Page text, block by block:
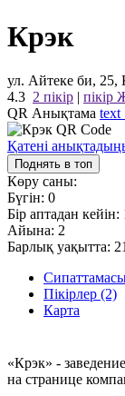
Крэк
ул. Айтеке би, 25,
4.3 2 пікір | пікір
QR Анықтама
Қатені
Поднять в топ
Көру саны:
Бүгін: 0
Бір аптадан кейін:
Айына: 2
Барлық уақытта: 21
Пікірлер (2)
Карта
«Крэк» -
на странице